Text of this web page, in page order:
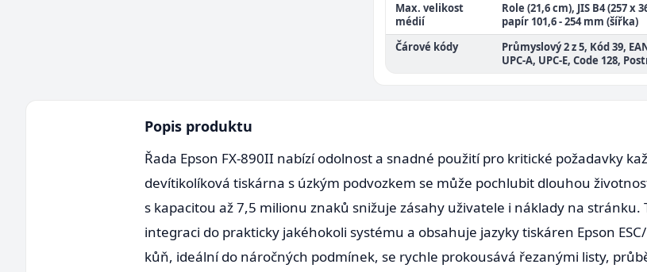
Max. velikost
médií
Role (21,6 cm), JIS B4 (257 x
papír 101,6 - 254 mm (šířka)
Čárové kódy
Průmyslový 2 z 5, Kód 39,
UPC-A, UPC-E, Code 128,
Popis produktu
Řada Epson FX-890II nabízí odolnost a snadné použití pro kritické požadavky
devítikolíková tiskárna s úzkým podvozkem se může pochlubit dlouhou
s kapacitou až 7,5 milionu znaků snižuje zásahy uživatele i náklady na
integraci do prakticky jakéhokoli systému a obsahuje jazyky tiskáren Epson
kůň, ideální do náročných podmínek, se rychle prokousává řezanými listy,